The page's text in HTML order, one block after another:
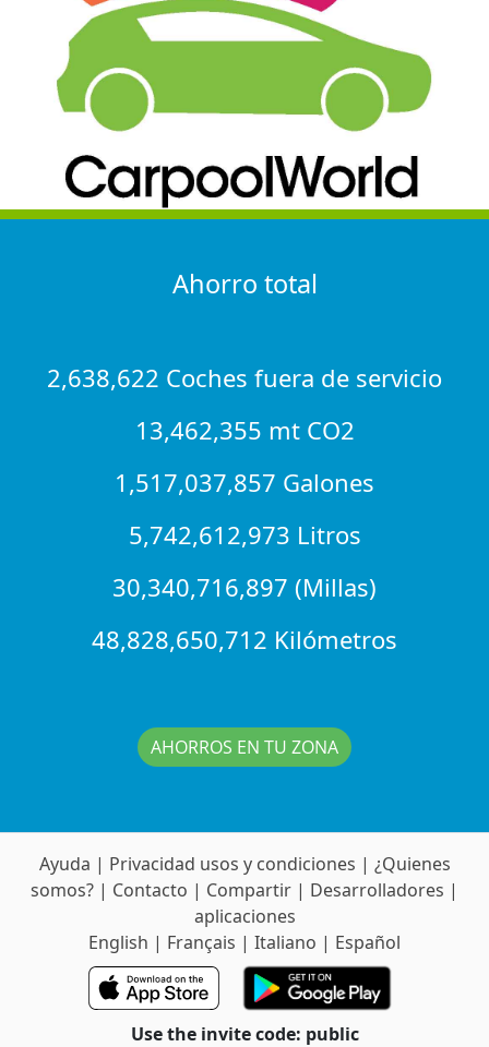
Ahorro total
2,638,622 Coches fuera de servicio
13,462,355 mt CO2
1,517,037,857 Galones
5,742,612,973 Litros
30,340,716,897 (Millas)
48,828,650,712 Kilómetros
AHORROS EN TU ZONA
Ayuda | Privacidad usos y condiciones | ¿Quienes
somos? | Contacto | Compartir | Desarrolladores |
aplicaciones
English | Français | Italiano | Español
Use the invite code: public